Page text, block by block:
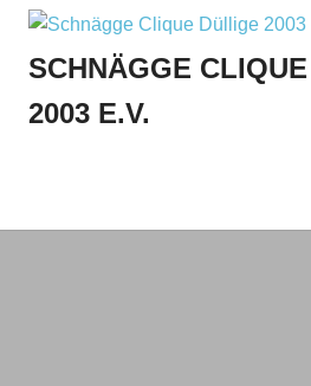
Zum
springen
SCHNÄGGE
2003 E.V.